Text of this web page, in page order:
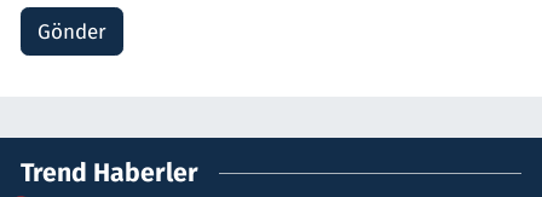
Gönder
Trend Haberler